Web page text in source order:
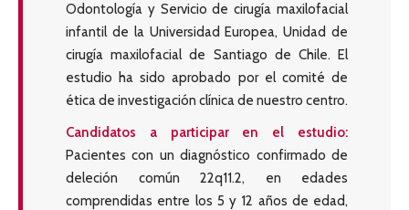
Odontología y Servicio de cirugía maxilofacial
infantil de la Universidad Europea, Unidad de
cirugía maxilofacial de Santiago de Chile. El
estudio ha sido aprobado por el comité de
ética de investigación clínica de nuestro centro.
Candidatos a participar en el estudio:
Pacientes con un diagnóstico confirmado de
deleción común 22q11.2, en edades
comprendidas entre los 5 y 12 años de edad,